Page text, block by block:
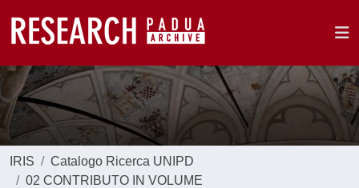
IRIS
Catalogo Ricerca UNIPD
02 CONTRIBUTO IN VOLUME